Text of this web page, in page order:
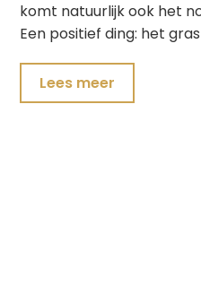
komt natuurlijk ook het
Een positief ding: het
Lees meer